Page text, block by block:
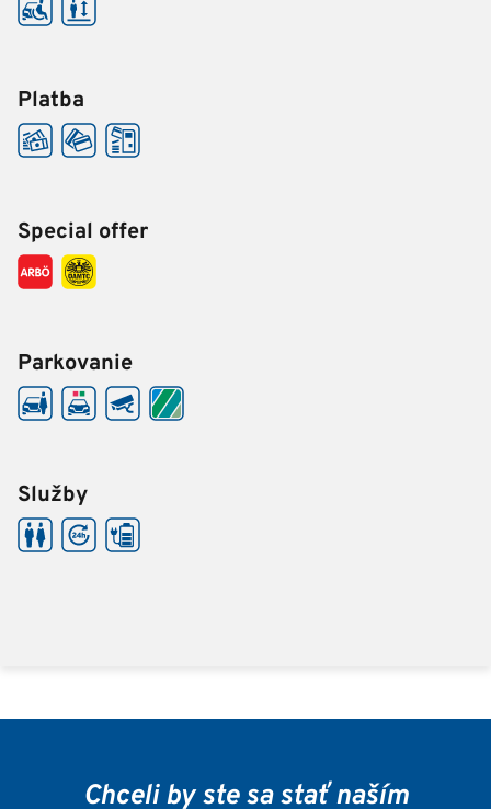
Platba
Special offer
Parkovanie
Služby
Chceli by ste sa stať naším